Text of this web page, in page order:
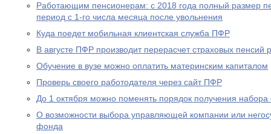
Работающим пенсионерам: с 2018 года полный размер
период с 1-го числа месяца после увольнения
Куда поедет мобильная клиентская служба ПФР
В августе ПФР производит перерасчет страховых
Обучение в вузе можно оплатить материнским капиталом
Проверь своего работодателя через сайт ПФР
До 1 октября можно поменять порядок получения набора
О возможности выбора управляющей компании или
фонда